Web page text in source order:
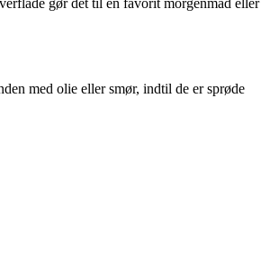
med olie eller smør, indtil de er sprøde